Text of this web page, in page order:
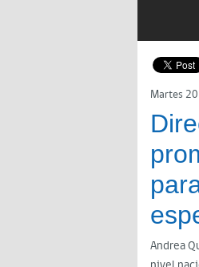
Martes
Andrea